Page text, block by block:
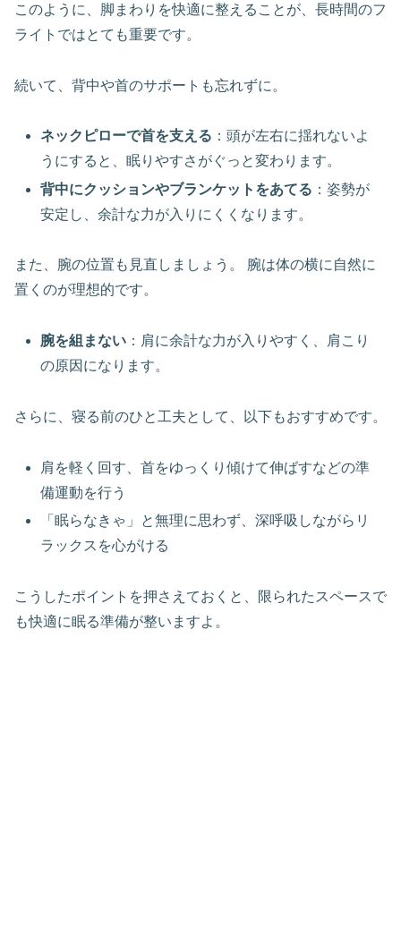
このように、脚まわりを快適に整えることが、長時間のフ
ライトではとても重要です。
続いて、背中や首のサポートも忘れずに。
ネックピローで首を支える ：頭が左右に揺れないよ
うにすると、眠りやすさがぐっと変わります。
背中にクッションやブランケットをあてる ：姿勢が
安定し、余計な力が入りにくくなります。
また、腕の位置も見直しましょう。 腕は体の横に自然に
置くのが理想的です。
腕を組まない ：肩に余計な力が入りやすく、肩こり
の原因になります。
さらに、寝る前のひと工夫として、以下もおすすめです。
肩を軽く回す、首をゆっくり傾けて伸ばすなどの準
備運動を行う
「眠らなきゃ」と無理に思わず、深呼吸しながらリ
ラックスを心がける
こうしたポイントを押さえておくと、限られたスペースで
も快適に眠る準備が整いますよ。